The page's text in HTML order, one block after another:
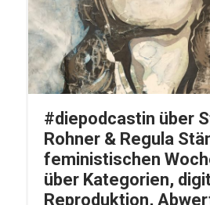
#diepodcastin über
Rohner & Regula
feministischen
über Kategorien,
Reproduktion,